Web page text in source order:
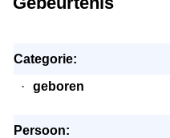
Categorie:
·
geboren
Persoon: